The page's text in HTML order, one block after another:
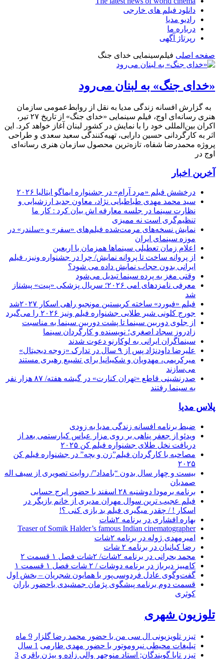
دانلود فیلم های خارجی
رادیو مدیا
درباره ما
رپرتاژ آگهی
صفحه اصلی فیلم‌سینمایی خدای جنگ
«خدای جنگ» به لبنان می‌رود
به گزارش افسانه زندگی مدیا به نقل از روابط‌عمومی سازمان
هنری رسانه‌ای اوج، فیلم سینمایی «خدای جنگ» از تاریخ ۲۷ تیر،
اکران بین‌المللی خود را با نمایش در کشور لبنان آغاز خواهد کرد. این
اثر به کارگردانی حسین دارابی، تهیه‌کنندگی سعید سعدی و طراحی
پروژه محمدرضا شفاه، تازه‌ترین محصول سازمان هنری رسانه‌ای
اوج در
آخرین اخبار
درخشش فیلم «مرد آرام» در جشنواره ایماگو ایتالیا ۲۰۲۶
سید محمد مهدی طباطبایی نژاد، معاون جدید ارزشیابی و
نظارت سینما در جلسه معارفه اش بیان کرد : کار ما
تنظیم‌گری است نه ممیزی
نمایش نسخه‌های مرمت‌شده فیلم‌های «سفر» و «سلندر» در
موزه سینمای ایران
اعلام زمان تعطیلی سینماها همزمان با اربعین
از پروانه ساخت تا پروانه نمایش/ چرا در جشنواره ونیز، فیلم
ایرانی بدون حجاب نمایش داده می شود؟
وقتی مغز به پرده سینما تبدیل می‌شود
معرفی نامزدهای امی ۲۰۲۶؛ سریال پزشکی «پیت» پیشتاز
شد
فیلم «فیورد» ساخته کریستین مونجیو راهی اسکار ۲۰۲۷شد
جورج کلونی شیر طلایی جشنواره فیلم ونیز ۲۰۲۶ را می‌گیرد
از جلوی دوربین سینما تا پشت دوربین سینما به مناسبت
زادروز سجاد اصغری؛ نویسنده و کارگردان سینما
سینماگران ایرانی به لوکارنو دعوت شدند
علیرضا داودنژاد پس از ۹ سال در تدارک «زوجه دیجیتال»
میرکریمی، مهدویان و شکیبانیا برای تشییع رهبری مستند
می‌سازند
صدرنشینی قاطع «تهران کنارت» در گیشه هفته/ ۸۷ هزار نفر
به سینما رفتند
پلاس مدیا
ضبط برنامه افسانه زندگی مدیا به زودی
ویدئو از جعفر پناهی بر روی مزار عباس کیارستمی بعد از
دریافت نخل طلای جشنواره فیلم کن ۲۰۲۵
مصاحبه با کارگردان فیلم”زن و بچه” در جشنواره فیلم کن
۲۰۲۵
بیست و چهار سال بدون “بامداد”/ روایت تصویری از سیف اله
صمدیان
برنامه برمودا دوشنبه ۲۸ اسفند با حضور ایرج حسابی
فیلم عجیب ترین سوال مهران مدیری از خانم بازیگر در
اسکار ! / چقدر میگیری فیلم بد بازی کنی ؟!
بهاره افشاری در برنامه ۲شات
Teaser of Somik Halder’s famous Indian cinematographer
امیرمهدی ژوله در برنامه ۲شات
رضا کیانیان در برنامه ۲ شات
محمد بحرانی در برنامه ۲شات/ ۲شات فصل ۱ قسمت ۲
کامبیز دیرباز در برنامه دوشات / ۲ شات فصل ۱ قسمت ۱
گفت‌وگوی عادل فردوسی‌پور با همایون شجریان – بخش اول
قسمت دوم برنامه پیشگوی پژمان جمشیدی باحضور باران
کوثری
تلوزیون شهری
تیزر تلویزیونی ال سی من با حضور محمد رضا گلزار 9 ماه
تبلیغات محیطی نیروموتور با حضور مهدی طارمی 1 سال
تیزر تابا گویندگان; استاد منوچهر والی زاده و بیژن باقری 3